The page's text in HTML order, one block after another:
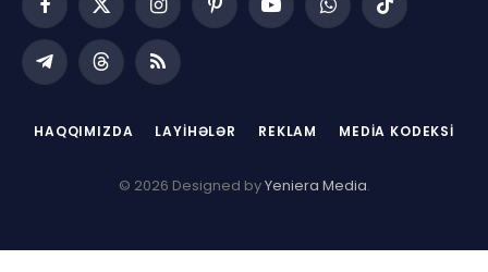
Facebook
X
(Twitter)
InstagramPinterestYouTubeWhatsAppTikTok
TelegramThreadsRSS
HAQQIMIZDA LAYIHƏLƏR REKLAM MEDIA KODEKSI
© 2026 Designed byYeniera Media.